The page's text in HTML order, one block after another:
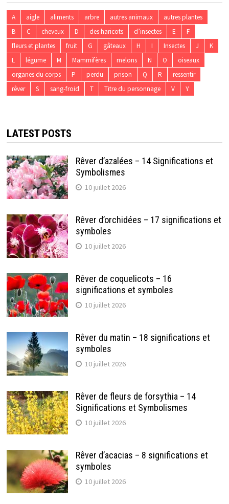
A aigle aliments arbre autres animaux
autres plantes
B
C cheveux D des haricots d’insectes E
F
fleurs et plantes
fruit G gâteaux H I Insectes J
K
L
légume M Mammifères melons N O
oiseaux
organes du corps
P perdu prison Q R
ressentir
rêver
S sang-froid T Titre du personnage V Y
LATEST POSTS
Rêver d’azalées – 14 Significations et
Symbolismes
10 juillet 2026
Rêver d’orchidées – 17 significations et
symboles
10 juillet 2026
Rêver de coquelicots – 16
significations et symboles
10 juillet 2026
Rêver du matin – 18 significations et
symboles
10 juillet 2026
Rêver de fleurs de forsythia – 14
Significations et Symbolismes
10 juillet 2026
Rêver d’acacias – 8 significations et
symboles
10 juillet 2026